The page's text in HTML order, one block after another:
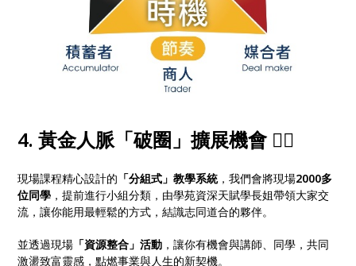
4. 黃金人脈「破圈」擴展機會 🙋‍♂️
現場課程精心設計的 「分組式」教學系統，我們會將現場2000多
位同學 ，提前進行小組分類，由學苑資深天賦學長姐帶領大家交
流，讓你能用最輕鬆的方式，結識志同道合的夥伴。
並透過現場 「資源整合」活動 ，讓你有機會與講師、同學，共同
激盪致富靈感，點燃事業與人生的新契機。